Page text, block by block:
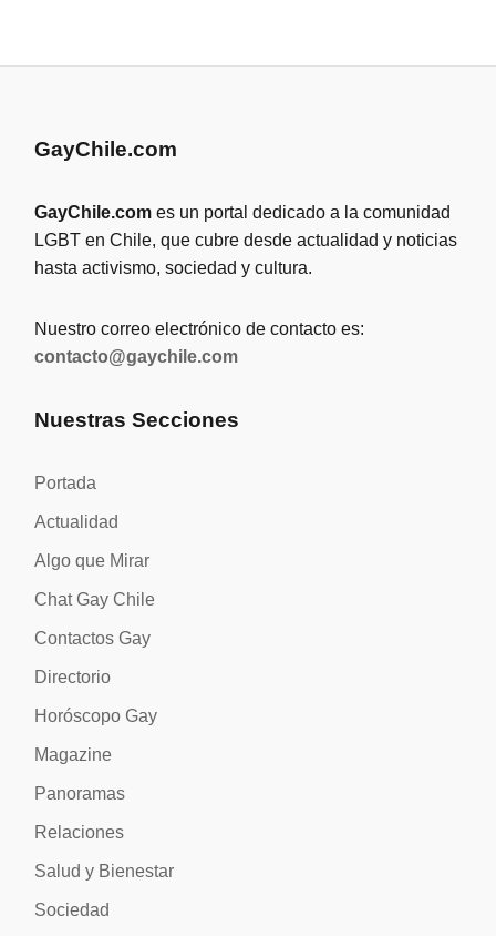
GayChile.com
GayChile.com es un portal dedicado a la comunidad
LGBT en Chile, que cubre desde actualidad y noticias
hasta activismo, sociedad y cultura.
Nuestro correo electrónico de contacto es:
contacto@gaychile.com
Nuestras Secciones
Portada
Actualidad
Algo que Mirar
Chat Gay Chile
Contactos Gay
Directorio
Horóscopo Gay
Magazine
Panoramas
Relaciones
Salud y Bienestar
Sociedad